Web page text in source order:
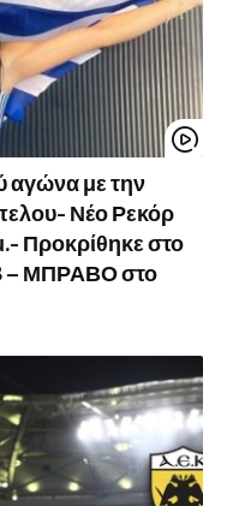
αγώνα με την
Νέο Ρεκόρ
Προκρίθηκε στο
– ΜΠΡΑΒΟ στο